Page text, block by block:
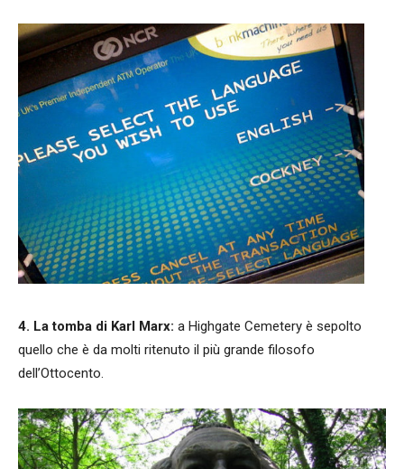
4. La tomba di Karl Marx: a Highgate Cemetery è sepolto
quello che è da molti ritenuto il più grande filosofo
dell’Ottocento.